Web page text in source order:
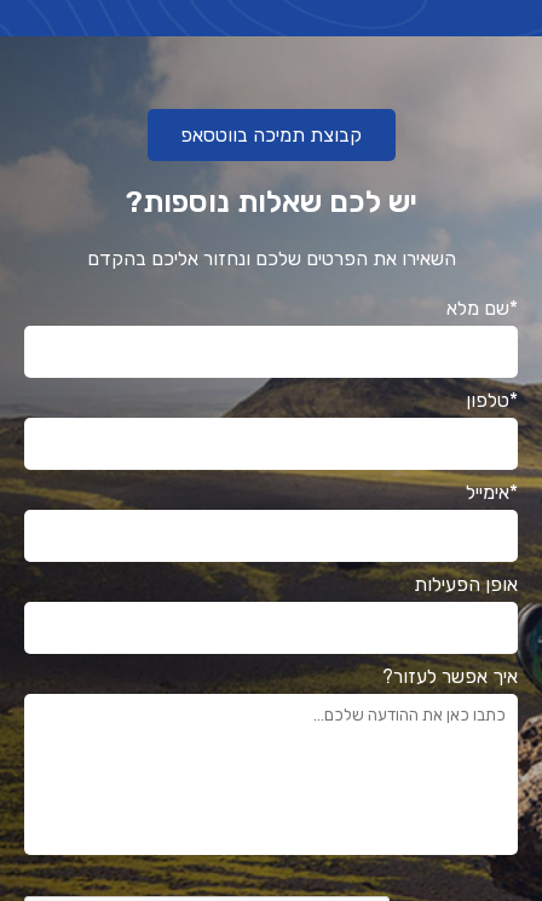
קבוצת תמיכה בווטסאפ
יש לכם שאלות נוספות?
השאירו את הפרטים שלכם ונחזור אליכם בהקדם
*שם מלא
*טלפון
*אימייל
אופן הפעילות
איך אפשר לעזור?